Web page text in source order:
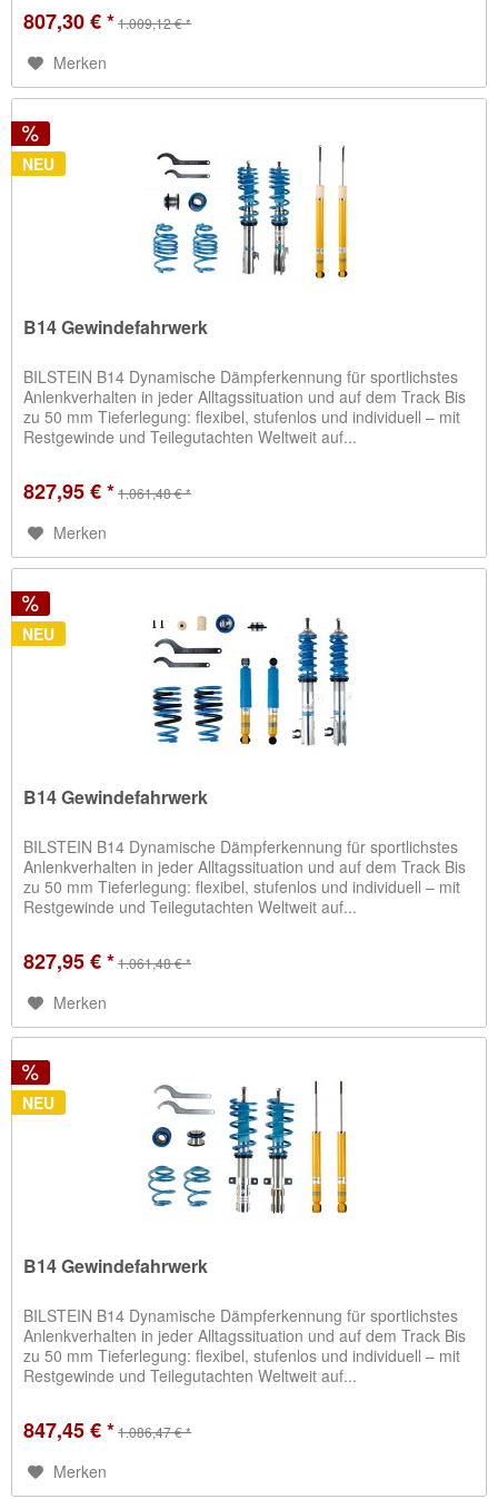
807,30 € *1.009,12 € *
Merken
NEU
B14 Gewindefahrwerk
BILSTEIN B14 Dynamische Dämpferkennung für sportlichstes
Anlenkverhalten in jeder Alltagssituation und auf dem Track Bis
zu 50 mm Tieferlegung: flexibel, stufenlos und individuell – mit
Restgewinde und Teilegutachten Weltweit auf...
827,95 € *1.061,48 € *
Merken
NEU
B14 Gewindefahrwerk
BILSTEIN B14 Dynamische Dämpferkennung für sportlichstes
Anlenkverhalten in jeder Alltagssituation und auf dem Track Bis
zu 50 mm Tieferlegung: flexibel, stufenlos und individuell – mit
Restgewinde und Teilegutachten Weltweit auf...
827,95 € *1.061,48 € *
Merken
NEU
B14 Gewindefahrwerk
BILSTEIN B14 Dynamische Dämpferkennung für sportlichstes
Anlenkverhalten in jeder Alltagssituation und auf dem Track Bis
zu 50 mm Tieferlegung: flexibel, stufenlos und individuell – mit
Restgewinde und Teilegutachten Weltweit auf...
847,45 € *1.086,47 € *
Merken